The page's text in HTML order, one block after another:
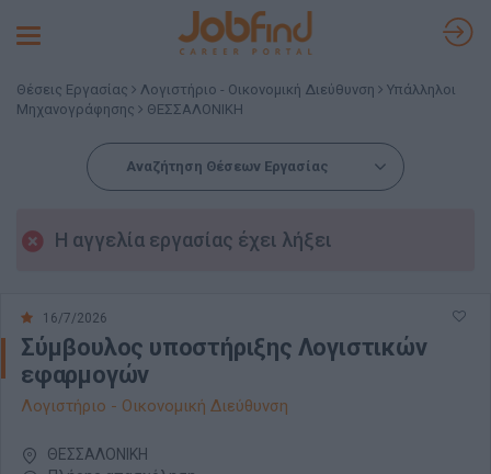
Toggle
Θέσεις Εργασίας Λογιστήριο - Οικονομική Διεύθυνση
Υπάλληλοι
Μηχανογράφησης
ΘΕΣΣΑΛΟΝΙΚΗ
Αναζήτηση Θέσεων Εργασίας
Η αγγελία εργασίας έχει λήξει
16/7/2026
Σύμβουλος υποστήριξης Λογιστικών
εφαρμογών
Λογιστήριο - Οικονομική Διεύθυνση
ΘΕΣΣΑΛΟΝΙΚΗ